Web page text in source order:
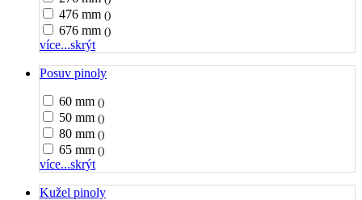
476 mm ()
676 mm ()
více...skrýt
Posuv pinoly
60 mm ()
50 mm ()
80 mm ()
65 mm ()
více...skrýt
Kužel pinoly